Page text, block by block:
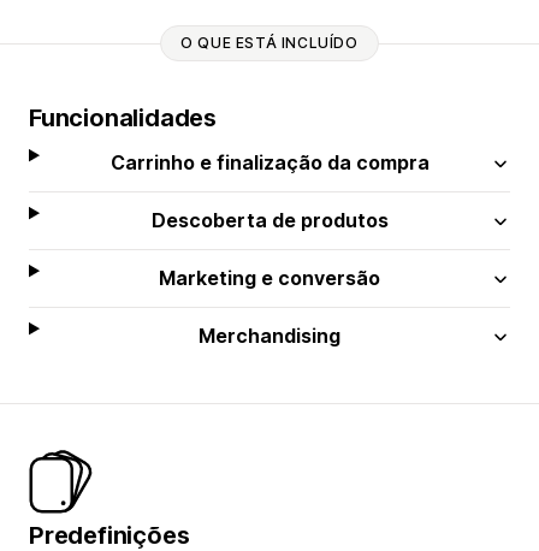
O QUE ESTÁ INCLUÍDO
Funcionalidades
Carrinho e finalização da compra
Descoberta de produtos
Marketing e conversão
Merchandising
Predefinições